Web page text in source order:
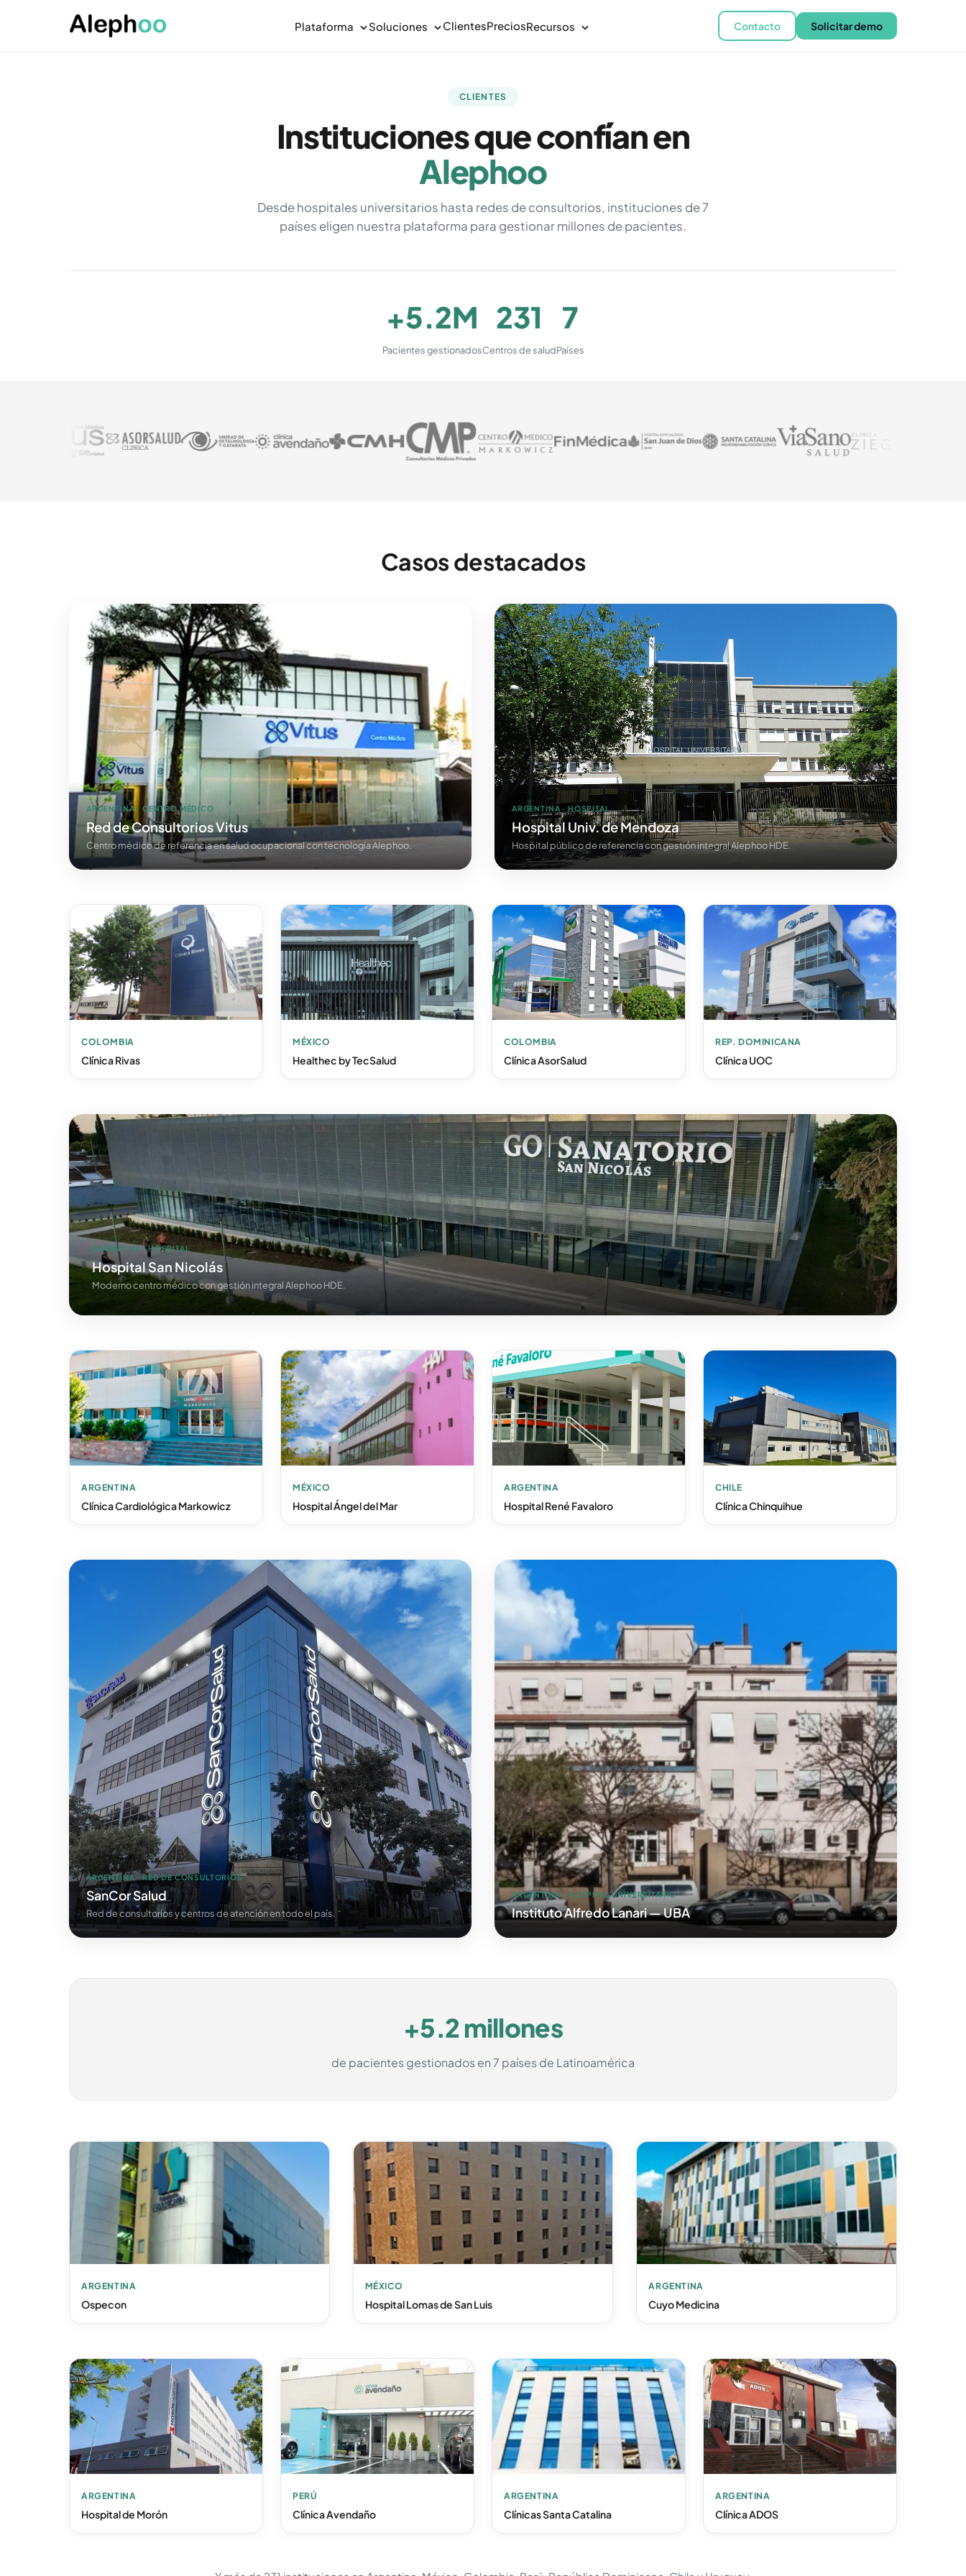
Plataforma Soluciones ClientesPreciosRecursos Contacto Solicitar demo
CLIENTES
Instituciones que confían en
Alephoo
Desde hospitales universitarios hasta redes de consultorios, instituciones de 7
países eligen nuestra plataforma para gestionar millones de pacientes.
+5.2M
Pacientes gestionados
231
Centros de salud
7
Países
Casos destacados
ARGENTINA · CENTRO MÉDICO
Red de Consultorios Vitus
Centro médico de referencia en salud ocupacional con tecnología Alephoo.
ARGENTINA · HOSPITAL
Hospital Univ. de Mendoza
Hospital público de referencia con gestión integral Alephoo HDE.
COLOMBIA
Clínica Rivas
MÉXICO
Healthec by TecSalud
COLOMBIA
Clínica AsorSalud
REP. DOMINICANA
Clínica UOC
ARGENTINA · HOSPITAL
Hospital San Nicolás
Moderno centro médico con gestión integral Alephoo HDE.
ARGENTINA
Clínica Cardiológica Markowicz
MÉXICO
Hospital Ángel del Mar
ARGENTINA
Hospital René Favaloro
CHILE
Clínica Chinquihue
ARGENTINA · RED DE CONSULTORIOS
SanCor Salud
Red de consultorios y centros de atención en todo el país.
ARGENTINA · HOSPITAL UNIVERSITARIO
Instituto Alfredo Lanari — UBA
+5.2 millones
de pacientes gestionados en 7 países de Latinoamérica
ARGENTINA
Ospecon
MÉXICO
Hospital Lomas de San Luis
ARGENTINA
Cuyo Medicina
ARGENTINA
Hospital de Morón
PERÚ
Clínica Avendaño
ARGENTINA
Clínicas Santa Catalina
ARGENTINA
Clínica ADOS